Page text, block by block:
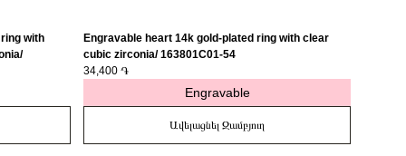
with
Engravable heart 14k gold-plated ring with clear
cubic zirconia/ 163801C01-54
34,400 ֏
Engravable
Ավելացնել Զամբյուղ